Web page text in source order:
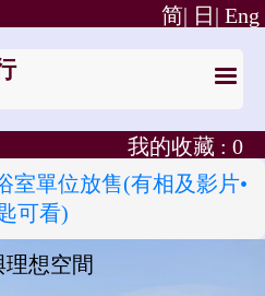
Eng
日|
简|
我的收藏 : 0
室單位放售(有相及影片•
可看)
想空間